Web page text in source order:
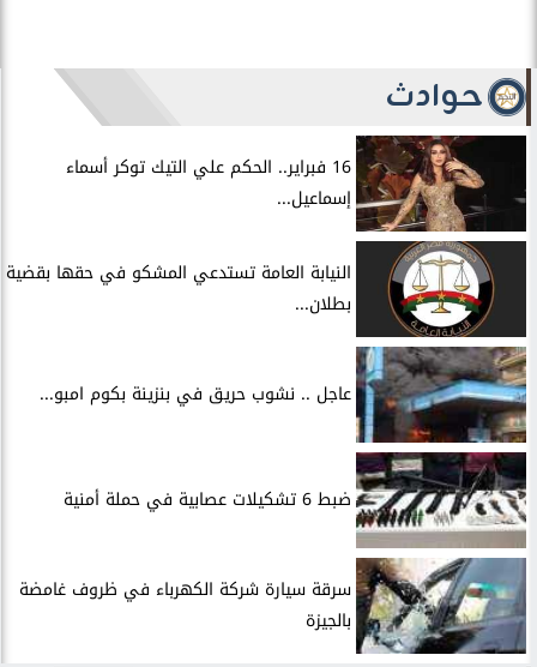
حوادث
16 فبراير.. الحكم علي التيك توكر أسماء
إسماعيل...
النيابة العامة تستدعي المشكو في حقها بقضية
بطلان...
عاجل .. نشوب حريق في بنزينة بكوم امبو...
ضبط 6 تشكيلات عصابية في حملة أمنية
سرقة سيارة شركة الكهرباء في ظروف غامضة
بالجيزة